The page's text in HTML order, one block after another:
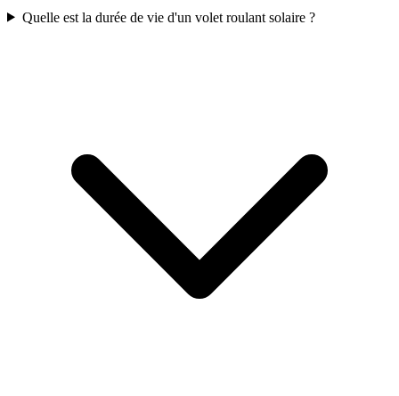
Quelle est la durée de vie d'un volet roulant solaire ?